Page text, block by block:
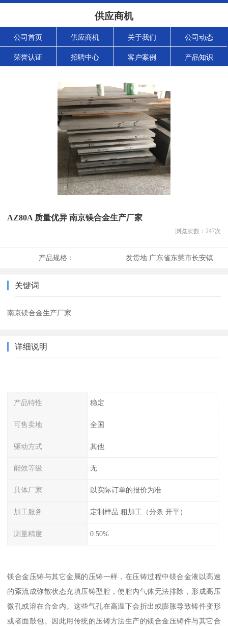
供应商机
公司首页 供应商机 关于我们 公司动态
荣誉认证 招聘中心 客户案例 产品知识
AZ80A 质量优异 南京镁合金生产厂家
浏览次数： 247次
产品规格： 发货地:广东省东莞市长安镇
关键词
南京镁合金生产厂家
详细说明
产品特性 稳定
可售卖地 全国
驱动方式 其他
能效等级 无
具体厂家 以实际订单的报价为准
加工服务 定制样品 粗加工（分条 开平）
测量精度 0.50%
镁合金压铸与其它金属的压铸一样，在压铸过程中镁合金液以高速
的紊流成弥散状态充填压铸型腔，使腔内气体无法排除，形成高压
微孔或溶在合金内。这些气孔在高温下会折出或膨胀导致铸件变形
或者面鼓包。因此用传统的压铸方法生产的镁合金压铸件与其它合